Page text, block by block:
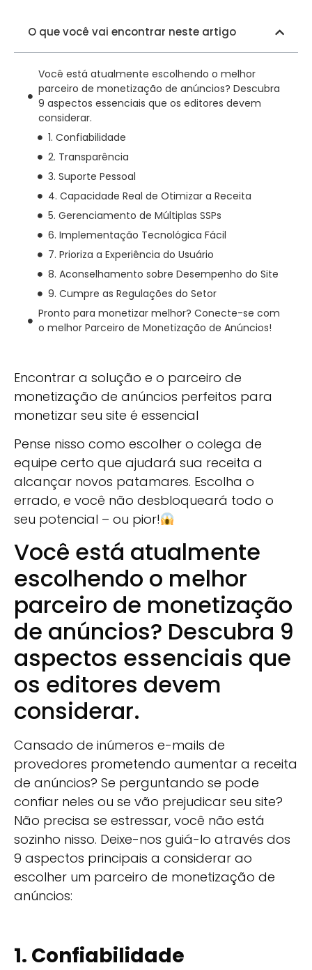
O que você vai encontrar neste artigo
Você está atualmente escolhendo o melhor
parceiro de monetização de anúncios? Descubra
9 aspectos essenciais que os editores devem
considerar.
1. Confiabilidade
2. Transparência
3. Suporte Pessoal
4. Capacidade Real de Otimizar a Receita
5. Gerenciamento de Múltiplas SSPs
6. Implementação Tecnológica Fácil
7. Prioriza a Experiência do Usuário
8. Aconselhamento sobre Desempenho do Site
9. Cumpre as Regulações do Setor
Pronto para monetizar melhor? Conecte-se com
o melhor Parceiro de Monetização de Anúncios!
Encontrar a solução e o parceiro de
monetização de anúncios perfeitos para
monetizar seu site é essencial
Pense nisso como escolher o colega de
equipe certo que ajudará sua receita a
alcançar novos patamares. Escolha o
errado, e você não desbloqueará todo o
seu potencial – ou pior!
Você está atualmente
escolhendo o melhor
parceiro de monetização
de anúncios? Descubra 9
aspectos essenciais que
os editores devem
considerar.
Cansado de inúmeros e-mails de
provedores prometendo aumentar a receita
de anúncios? Se perguntando se pode
confiar neles ou se vão prejudicar seu site?
Não precisa se estressar, você não está
sozinho nisso. Deixe-nos guiá-lo através dos
9 aspectos principais a considerar ao
escolher um parceiro de monetização de
anúncios:
1. Confiabilidade